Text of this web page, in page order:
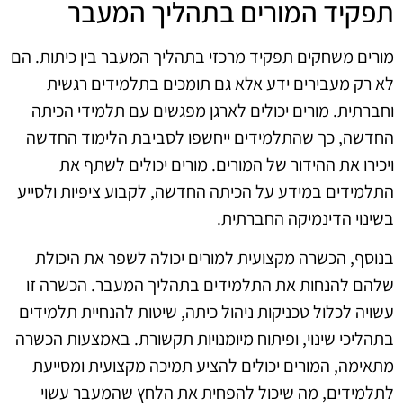
תפקיד המורים בתהליך המעבר
מורים משחקים תפקיד מרכזי בתהליך המעבר בין כיתות. הם
לא רק מעבירים ידע אלא גם תומכים בתלמידים רגשית
וחברתית. מורים יכולים לארגן מפגשים עם תלמידי הכיתה
החדשה, כך שהתלמידים ייחשפו לסביבת הלימוד החדשה
ויכירו את ההידור של המורים. מורים יכולים לשתף את
התלמידים במידע על הכיתה החדשה, לקבוע ציפיות ולסייע
בשינוי הדינמיקה החברתית.
בנוסף, הכשרה מקצועית למורים יכולה לשפר את היכולת
שלהם להנחות את התלמידים בתהליך המעבר. הכשרה זו
עשויה לכלול טכניקות ניהול כיתה, שיטות להנחיית תלמידים
בתהליכי שינוי, ופיתוח מיומנויות תקשורת. באמצעות הכשרה
מתאימה, המורים יכולים להציע תמיכה מקצועית ומסייעת
לתלמידים, מה שיכול להפחית את הלחץ שהמעבר עשוי